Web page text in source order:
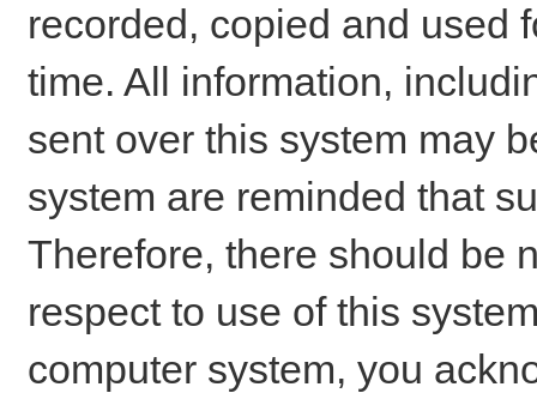
recorded, copied and used
time. All information,
sent over this system may
system are reminded that
Therefore, there should be
respect to use of this
computer system, you